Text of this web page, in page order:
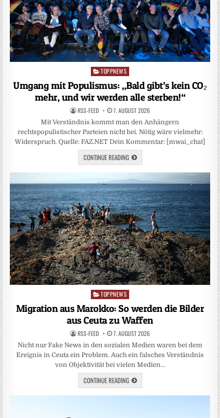
Posted
in
TOPPNEWS
Umgang mit Populismus: „Bald gibt’s kein CO₂
mehr, und wir werden alle sterben!“
RSS-FEED 7. AUGUST 2026
Mit Verständnis kommt man den Anhängern
rechtspopulistischer Parteien nicht bei. Nötig wäre vielmehr:
Widerspruch. Quelle: FAZ.NET Dein Kommentar: [mwai_chat]
CONTINUE READING
Posted
TOPPNEWS
Migration aus Marokko: So werden die Bilder
aus Ceuta zu Waffen
RSS-FEED 7. AUGUST 2026
Nicht nur Fake News in den sozialen Medien waren bei dem
Ereignis in Ceuta ein Problem. Auch ein falsches Verständnis
von Objektivität bei vielen Medien…
CONTINUE READING